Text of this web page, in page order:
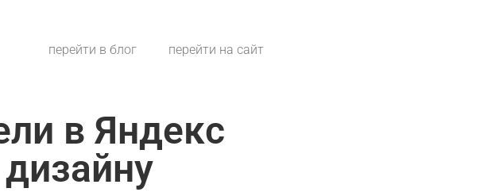
перейти в блог перейти на сайт
в Яндекс